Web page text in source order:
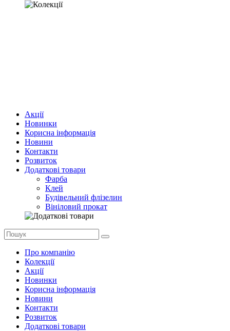
Акції
Новинки
Корисна інформація
Новини
Контакти
Розвиток
Додаткові товари
Фарба
Клей
Будівельний флізелин
Вініловий прокат
Про компанію
Колекції
Акції
Новинки
Корисна інформація
Новини
Контакти
Розвиток
Додаткові товари